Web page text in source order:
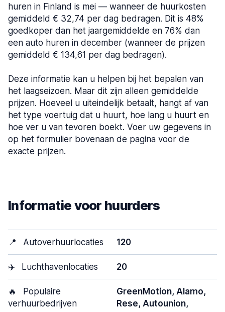
huren in Finland is mei — wanneer de huurkosten
gemiddeld € 32,74 per dag bedragen. Dit is 48%
goedkoper dan het jaargemiddelde en 76% dan
een auto huren in december (wanneer de prijzen
gemiddeld € 134,61 per dag bedragen).
Deze informatie kan u helpen bij het bepalen van
het laagseizoen. Maar dit zijn alleen gemiddelde
prijzen. Hoeveel u uiteindelijk betaalt, hangt af van
het type voertuig dat u huurt, hoe lang u huurt en
hoe ver u van tevoren boekt. Voer uw gegevens in
op het formulier bovenaan de pagina voor de
exacte prijzen.
Informatie voor huurders
📍 Autoverhuurlocaties 120
✈️ Luchthavenlocaties 20
🔥
Populaire
verhuurbedrijven
GreenMotion, Alamo,
Rese, Autounion,